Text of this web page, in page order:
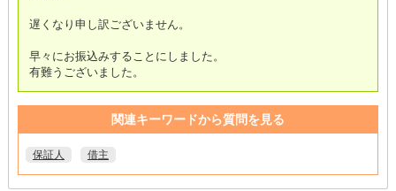
遅くなり申し訳ございません。
早々にお振込みすることにしました。
有難うございました。
関連キーワードから質問を見る
保証人 借主